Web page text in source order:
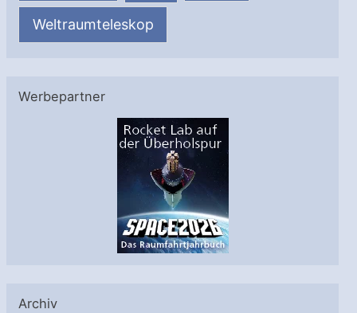
Weltraumteleskop
Werbepartner
Archiv